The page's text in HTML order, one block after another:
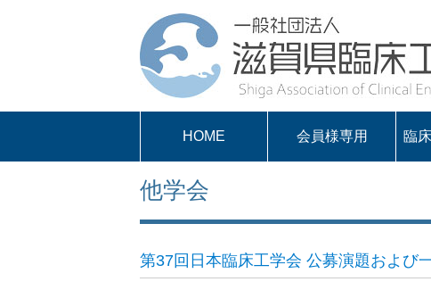
HOME 会員様専用 臨
他学会
第37回日本臨床工学会 公募演題および